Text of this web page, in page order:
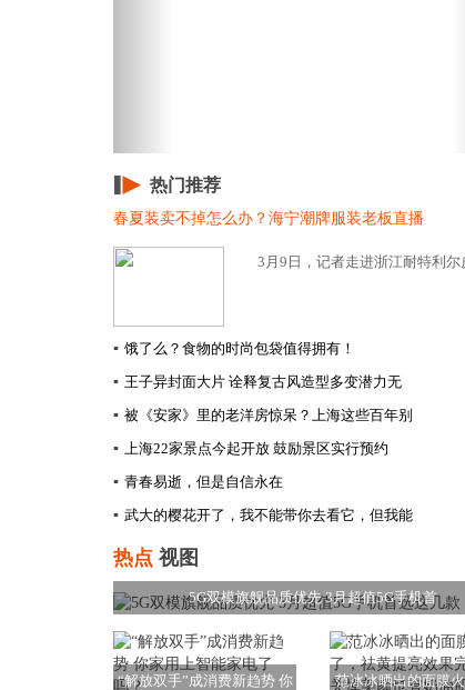
热门推荐
春夏装卖不掉怎么办？海宁潮牌服装老板直播
3月9日，记者走进浙江耐特利
▪ 饿了么？食物的时尚包袋值得拥有！
▪ 王子异封面大片 诠释复古风造型多变潜力无
▪ 被《安家》里的老洋房惊呆？上海这些百年别
▪
上海22家景点今起开放 鼓励景区实行预约
▪ 青春易逝，但是自信永在
▪ 武大的樱花开了，我不能带你去看它，但我能
热点 视图
5G双模旗舰品质优先 3月超值5G手机首
“解放双手”成消费新趋势 你
范冰冰晒出的面膜